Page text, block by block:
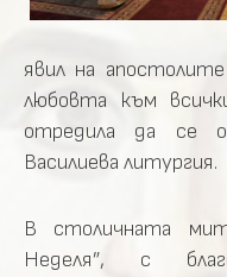
явил на
любовта към
отредила да се
Василиева литургия.
В столичната
Неделя”, с